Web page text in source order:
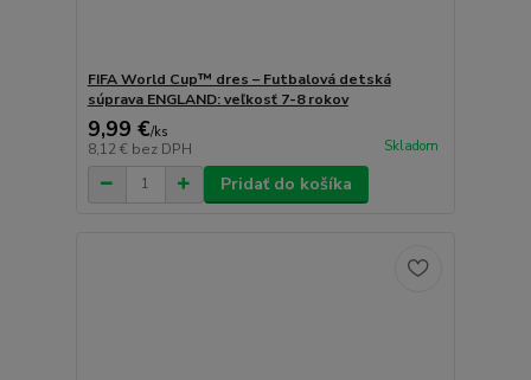
FIFA World Cup™ dres – Futbalová detská
súprava ENGLAND: veľkosť 7-8 rokov
9,99 €/ks
8,12 € bez DPH Skladom
Pridať do košíka